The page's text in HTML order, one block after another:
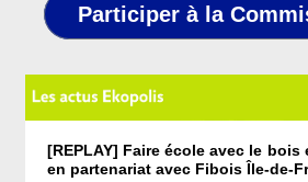
Participer à la
[REPLAY] Faire école avec le
en partenariat avec Fibois Île-de-